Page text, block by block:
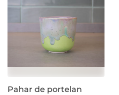
Pahar de portelan